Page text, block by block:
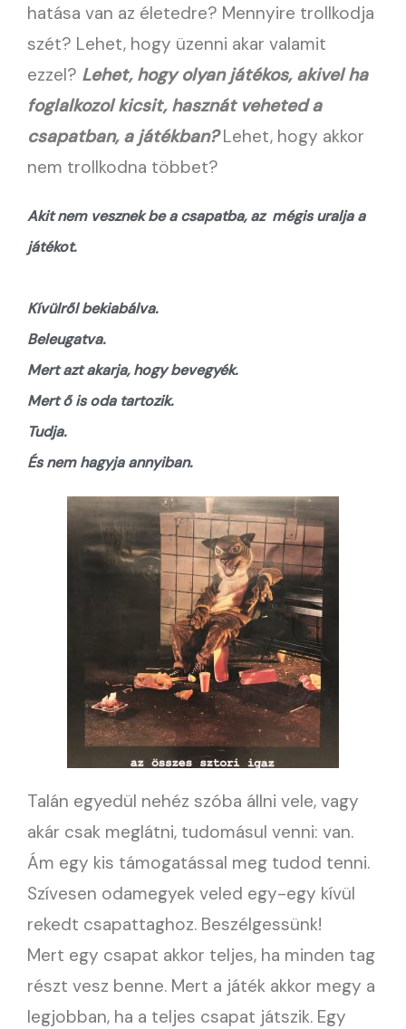
hatása van az életedre? Mennyire trollkodja
szét? Lehet, hogy üzenni akar valamit
ezzel? Lehet, hogy olyan játékos, akivel ha
foglalkozol kicsit, hasznát veheted a
csapatban, a játékban?Lehet, hogy akkor
nem trollkodna többet?
Akit nem vesznek be a csapatba, az mégis uralja a
játékot.
Kívülről bekiabálva.
Beleugatva.
Mert azt akarja, hogy bevegyék.
Mert ő is oda tartozik.
Tudja.
És nem hagyja annyiban.
Talán egyedül nehéz szóba állni vele, vagy
akár csak meglátni, tudomásul venni: van.
Ám egy kis támogatással meg tudod tenni.
Szívesen odamegyek veled egy-egy kívül
rekedt csapattaghoz. Beszélgessünk!
Mert egy csapat akkor teljes, ha minden tag
részt vesz benne. Mert a játék akkor megy a
legjobban, ha a teljes csapat játszik. Egy